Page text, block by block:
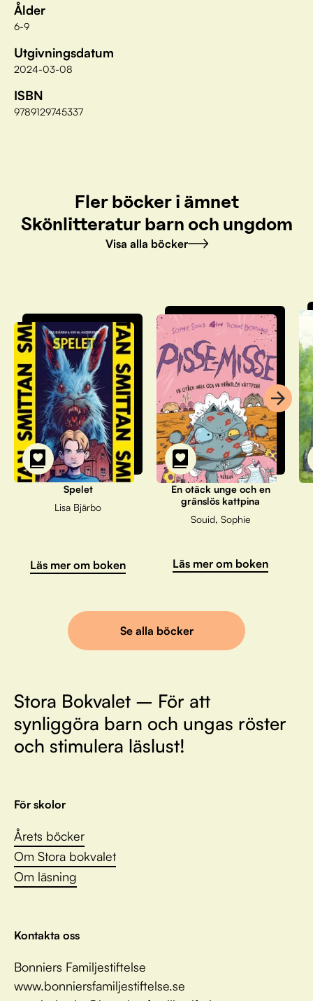
Ålder
6-9
Utgivningsdatum
2024-03-08
ISBN
9789129745337
Fler böcker i ämnet
Skönlitteratur barn och ungdom
Visa alla böcker
Spelet
Lisa Bjärbo
Läs mer om boken
En otäck unge och en
gränslös kattpina
Souid, Sophie
Läs mer om boken
Se alla böcker
Stora Bokvalet – För att
synliggöra barn och ungas röster
och stimulera läslust!
För skolor
Årets böcker
Om Stora bokvalet
Om läsning
Kontakta oss
Bonniers Familjestiftelse
www.bonniersfamiljestiftelse.se